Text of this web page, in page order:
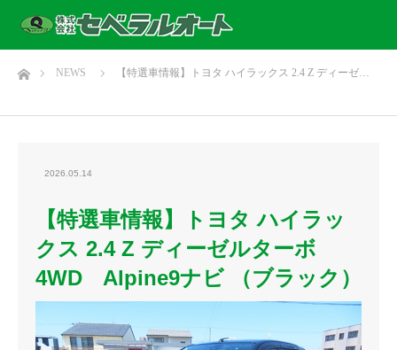
ホームNEWS 【特選車情報】トヨタ ハイラックス 2.4 Z ディーゼ…
2026.05.14
【特選車情報】トヨタ ハイラッ
クス 2.4 Z ディーゼルターボ
4WD Alpine9ナビ （ブラック）